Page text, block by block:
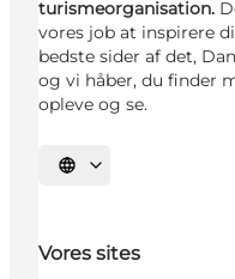
turismeorganisation.
vores job at inspirere
bedste sider af det,
og vi håber, du finder
opleve og se.
Vælg sprog
Vores sites